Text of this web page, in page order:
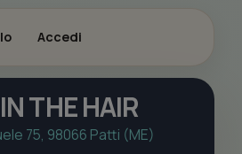
Accedi
THE HAIR
75, 98066 Patti (ME)